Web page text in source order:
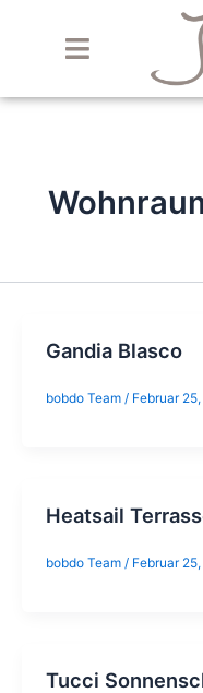
Gandia Blasco
bobdo Team / Februar
Heatsail
bobdo Team / Februar
Tucci